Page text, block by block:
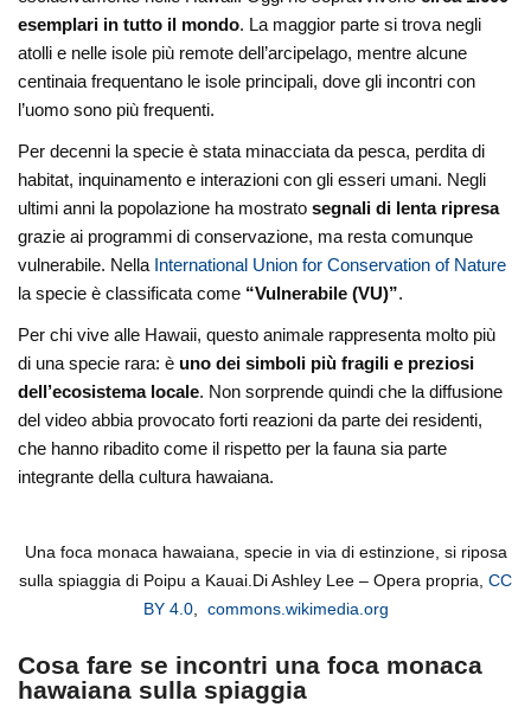
esemplari in tutto il mondo. La maggior parte si trova negli
atolli e nelle isole più remote dell’arcipelago, mentre alcune
centinaia frequentano le isole principali, dove gli incontri con
l’uomo sono più frequenti.
Per decenni la specie è stata minacciata da pesca, perdita di
habitat, inquinamento e interazioni con gli esseri umani. Negli
ultimi anni la popolazione ha mostratosegnali di lenta ripresa
grazie ai programmi di conservazione, ma resta comunque
vulnerabile. Nella International Union for Conservation of Nature
la specie è classificata come “Vulnerabile (VU)”.
Per chi vive alle Hawaii, questo animale rappresenta molto più
di una specie rara: è uno dei simboli più fragili e preziosi
dell’ecosistema locale. Non sorprende quindi che la diffusione
del video abbia provocato forti reazioni da parte dei residenti,
che hanno ribadito come il rispetto per la fauna sia parte
integrante della cultura hawaiana.
Una foca monaca hawaiana, specie in via di estinzione, si riposa
sulla spiaggia di Poipu a Kauai.Di Ashley Lee – Opera propria, CC
BY 4.0, commons.wikimedia.org
Cosa fare se incontri una foca monaca
hawaiana sulla spiaggia